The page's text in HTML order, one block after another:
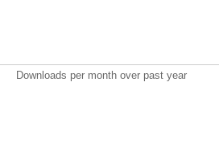
Downloads per month over past year